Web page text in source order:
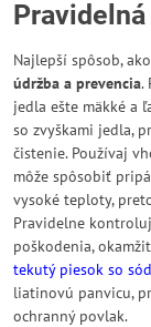
Najlepší spôsob,
údržba a prevencia.
jedla ešte mäkké a
so zvyškami jedla,
čistenie. Používaj
môže spôsobiť
vysoké teploty,
Pravidelne
poškodenia,
tekutý piesok so
liatinovú panvicu,
ochranný povlak.